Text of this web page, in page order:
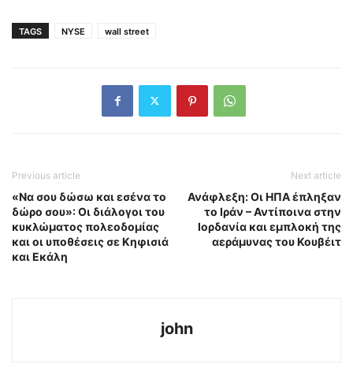
TAGS NYSE wall street
Previous article
«Να σου δώσω και εσένα το
δώρο σου»: Οι διάλογοι του
κυκλώματος πολεοδομίας
και οι υποθέσεις σε Κηφισιά
και Εκάλη
Next article
Ανάφλεξη: Οι ΗΠΑ έπληξαν
το Ιράν – Αντίποινα στην
Ιορδανία και εμπλοκή της
αεράμυνας του Κουβέιτ
john